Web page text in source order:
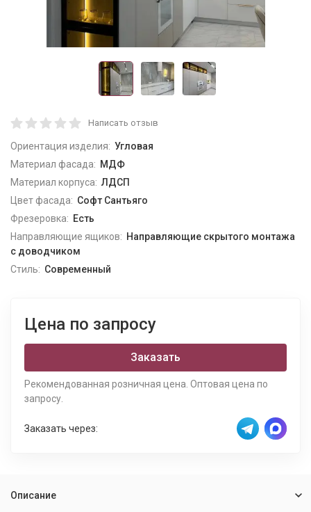
Написать отзыв
Ориентация изделия: Угловая
Материал фасада: МДФ
Материал корпуса: ЛДСП
Цвет фасада: Софт Сантьяго
Фрезеровка: Есть
Направляющие ящиков: Направляющие скрытого монтажа
с доводчиком
Стиль: Современный
Цена по запросу
Заказать
Рекомендованная розничная цена. Оптовая цена по
запросу.
Заказать через:
Описание